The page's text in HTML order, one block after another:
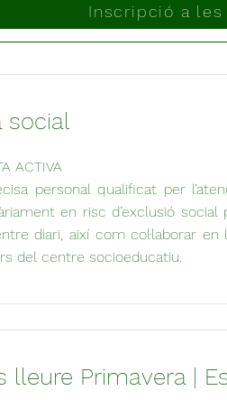
Inscripció a
social
ACTIVA
personal qualificat per
en risc d’exclusió
diari, així com col·laborar
del centre socioeducatiu.
lleure Primavera |